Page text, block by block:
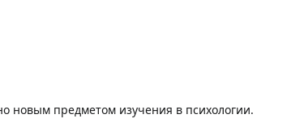
новым предметом изучения в психологии.